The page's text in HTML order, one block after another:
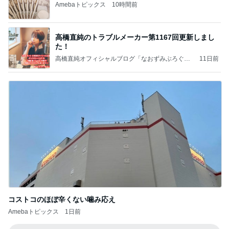
Amebaトピックス 10時間前
高橋直純のトラブルメーカー第1167回更新しまし
た！
高橋直純オフィシャルブログ「なおずみぶろぐ」
11日前
コストコのほぼ辛くない噛み応え
Amebaトピックス 1日前